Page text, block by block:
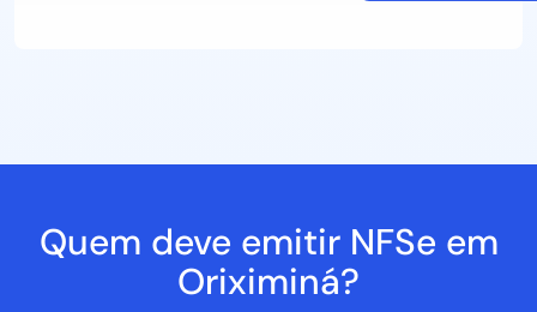
Quem deve emitir NFSe em
Oriximiná?